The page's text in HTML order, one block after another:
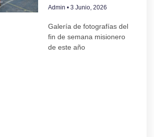
Admin 3 Junio, 2026
Galería de fotografías del
fin de semana misionero
de este año